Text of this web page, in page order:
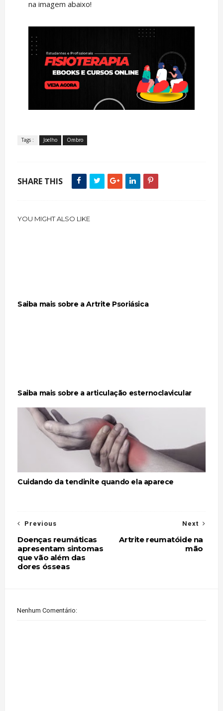
na imagem abaixo!
Tags : Joelho Ombro
SHARE THIS
YOU MIGHT ALSO LIKE
Saiba mais sobre a Artrite Psoriásica
Saiba mais sobre a articulação esternoclavicular
Cuidando da tendinite quando ela aparece
Next
Artrite reumatóide na
mão
Previous
Doenças reumáticas
apresentam sintomas
que vão além das
dores ósseas
Nenhum Comentário: